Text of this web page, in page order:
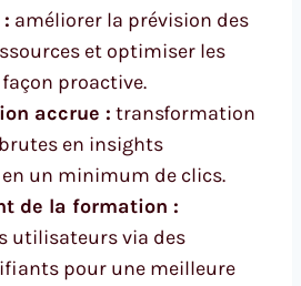
améliorer la prévision des
et optimiser les
proactive.
accrue : transformation
en insights
un minimum de clics.
de la formation :
utilisateurs via des
pour une meilleure